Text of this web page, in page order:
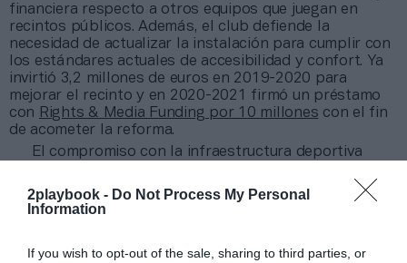
2playbook - Do Not Process My Personal
Information
If you wish to opt-out of the sale, sharing to third parties, or
financiera respecto a otros equipos que juegan en
recintos públicos. Además, el club defiende la
necesidad de actualizar la instalación para cumplir con
los estándares actuales de accesibilidad y confort. Ya
invirtió 3,2 millones de euros en 2019-2020 para
mejorar el recinto y en 2020-2021 firmó un préstamo
con Rights & Media Funding por 10 millones con el fin
de acometer la reforma.
El compromiso con la infraestructura deportiva
donde entrena la cantera, y cuya modernización está
entre las prioridades del club para este mismo año.
club sostenibleque crezca de la mano de toda la